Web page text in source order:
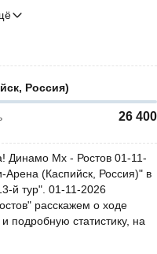
Россия)
26 400
Динамо Мх - Ростов 01-11-
Арена (Каспийск, Россия)" в
й тур". 01-11-2026
расскажем о ходе
подробную статистику, на